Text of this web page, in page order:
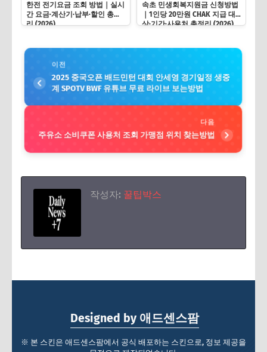
한전 전기요금 조회 방법｜실시
간 요금·계산기·납부·할인 총정
리 (2026)
속초 민생회복지원금 신청방법
｜1인당 20만원 CHAK 지급 대
상·기간·사용처 총정리 (2026)
이전
2025 중국오픈 배드민턴 대회 안세영 경기일정 생중
계 SPOTV BWF 유튜브 무료 라이브 보는방법
다음
주유소 소비쿠폰 사용처 조회 가맹점 위치 찾는방법
작성자: 꿀팁박스
Designed by 애드센스팜
※ 본 스킨은 애드센스팜에서 공식 배포하는 스킨으로, 정보 제공을